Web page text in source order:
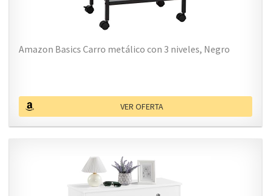
Amazon Basics Carro metálico con 3 niveles, Negro
VER OFERTA